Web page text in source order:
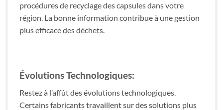
procédures de recyclage des capsules dans votre
région. La bonne information contribue à une gestion
plus efficace des déchets.
Évolutions Technologiques:
Restez à l’affût des évolutions technologiques.
Certains fabricants travaillent sur des solutions plus